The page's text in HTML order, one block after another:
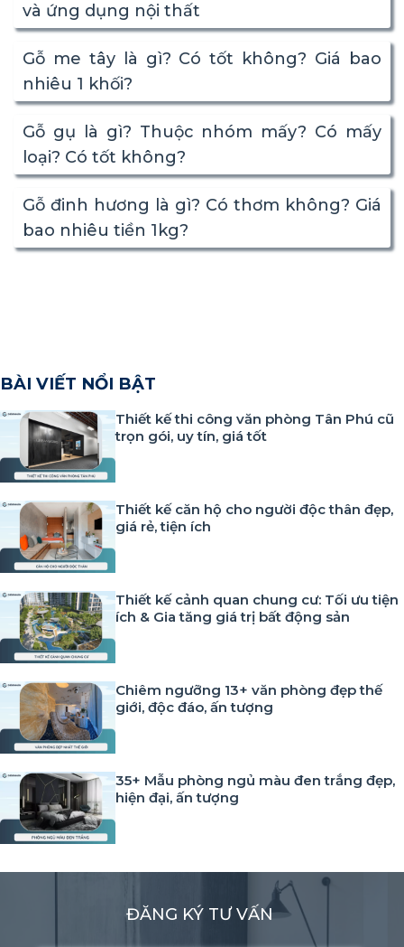
và ứng dụng nội thất
Gỗ me tây là gì? Có tốt không? Giá bao
nhiêu 1 khối?
Gỗ gụ là gì? Thuộc nhóm mấy? Có mấy
loại? Có tốt không?
Gỗ đinh hương là gì? Có thơm không? Giá
bao nhiêu tiền 1kg?
BÀI VIẾT NỔI BẬT
Thiết kế thi công văn phòng Tân Phú cũ
trọn gói, uy tín, giá tốt
Thiết kế căn hộ cho người độc thân đẹp,
giá rẻ, tiện ích
Thiết kế cảnh quan chung cư: Tối ưu tiện
ích & Gia tăng giá trị bất động sản
Chiêm ngưỡng 13+ văn phòng đẹp thế
giới, độc đáo, ấn tượng
35+ Mẫu phòng ngủ màu đen trắng đẹp,
hiện đại, ấn tượng
ĐĂNG KÝ TƯ VẤN